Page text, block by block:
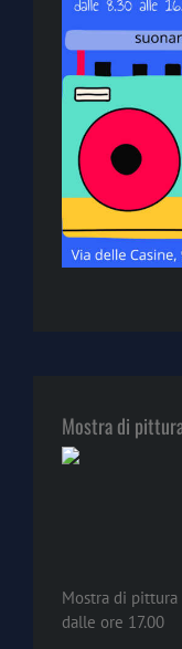
Mostra di
Mostra di
dalle ore 17.00